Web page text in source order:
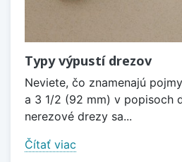
Typy výpustí drezov
Neviete, čo znamenajú
a 3 1/2 (92 mm) v popisoch
nerezové drezy sa...
Čítať viac